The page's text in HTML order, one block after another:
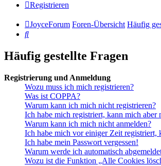
Registrieren
JoyceForum Foren-Übersicht Häufig
Suche
Häufig gestellte Fragen
Registrierung und Anmeldung
Wozu muss ich mich registrieren?
Was ist COPPA?
Warum kann ich mich nicht registrieren?
Ich habe mich registriert, kann mich aber
Warum kann ich mich nicht anmelden?
Ich habe mich vor einiger Zeit registriert,
Ich habe mein Passwort vergessen!
Warum werde ich automatisch
Wozu ist die Funktion „Alle Cookies